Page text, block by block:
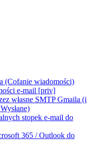
(Cofanie wiadomości)
e-mail [priv]
własne SMTP Gmaila (i
stopek e-mail do
365 / Outlook do